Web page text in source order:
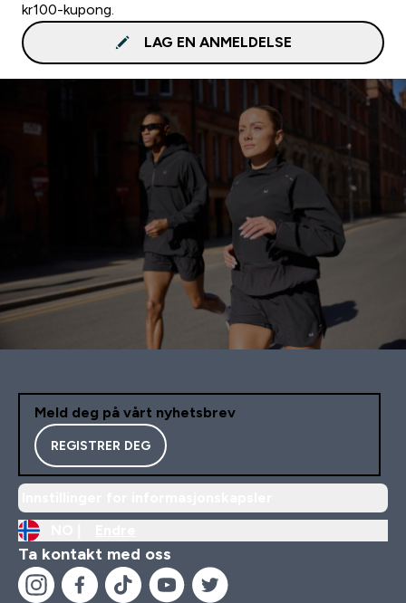
kr100-kupong.
LAG EN ANMELDELSE
Meld deg på vårt nyhetsbrev
REGISTRER DEG
Ta kontakt med oss